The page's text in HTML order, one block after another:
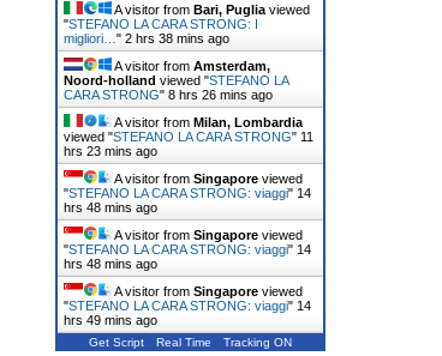
A visitor from Bari, Puglia viewed
"STEFANO LA CARA STRONG: I
migliori… " 2 hrs 38 mins ago
A visitor from Amsterdam,
Noord-holland viewed "STEFANO LA
CARA STRONG" 8 hrs 26 mins ago
A visitor from Milan, Lombardia
viewed "STEFANO LA CARA STRONG" 11
hrs 23 mins ago
A visitor from Singapore viewed
"STEFANO LA CARA STRONG: viaggi" 14
hrs 48 mins ago
A visitor from Singapore viewed
"STEFANO LA CARA STRONG: viaggi" 14
hrs 48 mins ago
A visitor from Singapore viewed
"STEFANO LA CARA STRONG: viaggi" 14
hrs 49 mins ago
Get Script Real Time Tracking ON